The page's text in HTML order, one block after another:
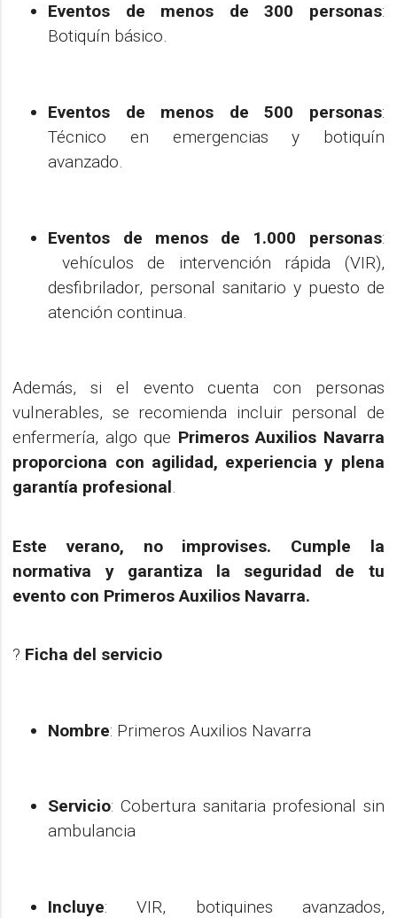
Eventos de menos de 300 personas:
Botiquín básico.
Eventos de menos de 500 personas:
Técnico en emergencias y botiquín
avanzado.
Eventos de menos de 1.000 personas:
vehículos de intervención rápida (VIR),
desfibrilador, personal sanitario y puesto de
atención continua.
Además, si el evento cuenta con personas
vulnerables, se recomienda incluir personal de
enfermería, algo que Primeros Auxilios Navarra
proporciona con agilidad, experiencia y plena
garantía profesional.
Este verano, no improvises. Cumple la
normativa y garantiza la seguridad de tu
evento con Primeros Auxilios Navarra.
? Ficha del servicio
Nombre: Primeros Auxilios Navarra
Servicio: Cobertura sanitaria profesional sin
ambulancia
Incluye: VIR, botiquines avanzados,